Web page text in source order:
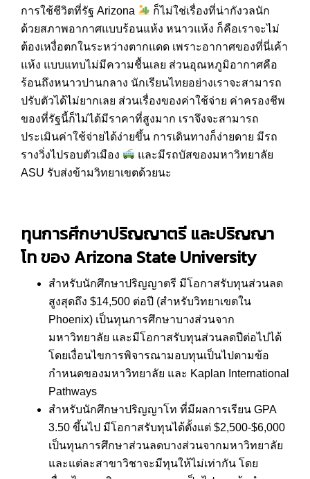
การใช้ชีวิตที่รัฐ Arizona
ก็ไม่ใช่เรื่องที่น่ากังวลนัก
ด้วยสภาพอากาศแบบร้อนแห้ง หนาวแห้ง ก็คือเราจะไม่
ต้องเหงื่อตกในระหว่างตากแดด เพราะอากาศของที่นี่เค้า
แห้ง แบบแทบไม่มีความชื้นเลย ส่วนอุณหภูมิอากาศคือ
ร้อนถึงหนาวปานกลาง นักเรียนไทยอย่างเราจะสามารถ
ปรับตัวได้ไม่ยากเลย ส่วนเรื่องของค่าใช้จ่าย ค่าครองชีพ
ของที่รัฐนี้ก็ไม่ได้มีราคาที่สูงมาก เราจึงจะสามารถ
ประเมินค่าใช้จ่ายได้ง่ายขึ้น การเดินทางก็ง่ายดาย มีรถ
รางวิ่งไปรอบตัวเมือง
และมีรถบัสของมหาวิทยาลัย
ASU รับส่งข้ามวิทยาเขตด้วยนะ
ทุนการศึกษาปริญญาตรี และปริญญา
โท ของ Arizona State University
สำหรับนักศึกษาปริญญาตรี มีโอกาสรับทุนส่วนลด
สูงสุดถึง $14,500 ต่อปี (สำหรับวิทยาเขตใน
Phoenix) เป็นทุนการศึกษาบางส่วนจาก
มหาวิทยาลัย และมีโอกาสรับทุนส่วนลดปีต่อไปได้
โดยเงื่อนไขการพิจารณามอบทุนเป็นไปตามข้อ
กำหนดของมหาวิทยาลัย และ Kaplan International
Pathways
สำหรับนักศึกษาปริญญาโท ที่มีผลการเรียน GPA
3.50 ขึ้นไป มีโอกาสรับทุนได้ตั้งแต่ $2,500-$6,000
เป็นทุนการศึกษาส่วนลดบางส่วนจากมหาวิทยาลัย
และแต่ละสาขาวิชาจะมีทุนให้ไม่เท่ากัน โดย